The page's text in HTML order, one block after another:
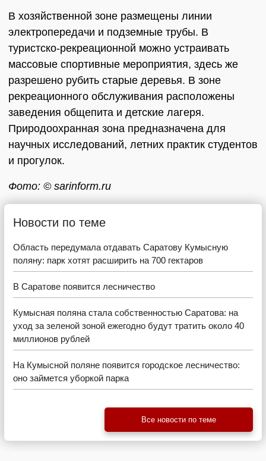
В хозяйственной зоне размещены линии
электропередачи и подземные трубы. В
туристско-рекреационной можно устраивать
массовые спортивные мероприятия, здесь же
разрешено рубить старые деревья. В зоне
рекреационного обслуживания расположены
заведения общепита и детские лагеря.
Природоохранная зона предназначена для
научных исследований, летних практик студентов
и прогулок.
Фото: © sarinform.ru
Новости по теме
Область передумала отдавать Саратову Кумысную
поляну: парк хотят расширить на 700 гектаров
В Саратове появится лесничество
Кумысная поляна стала собственностью Саратова: на
уход за зеленой зоной ежегодно будут тратить около 40
миллионов рублей
На Кумысной поляне появится городское лесничество:
оно займется уборкой парка
Все новости по теме